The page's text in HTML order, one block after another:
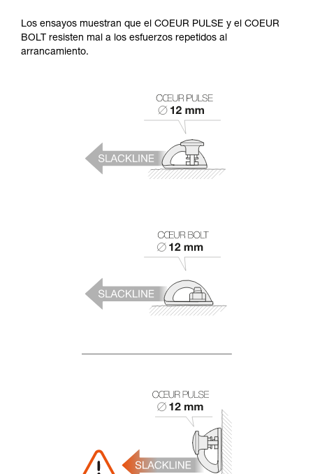
Los ensayos muestran que el COEUR PULSE y el COEUR
BOLT resisten mal a los esfuerzos repetidos al
arrancamiento.